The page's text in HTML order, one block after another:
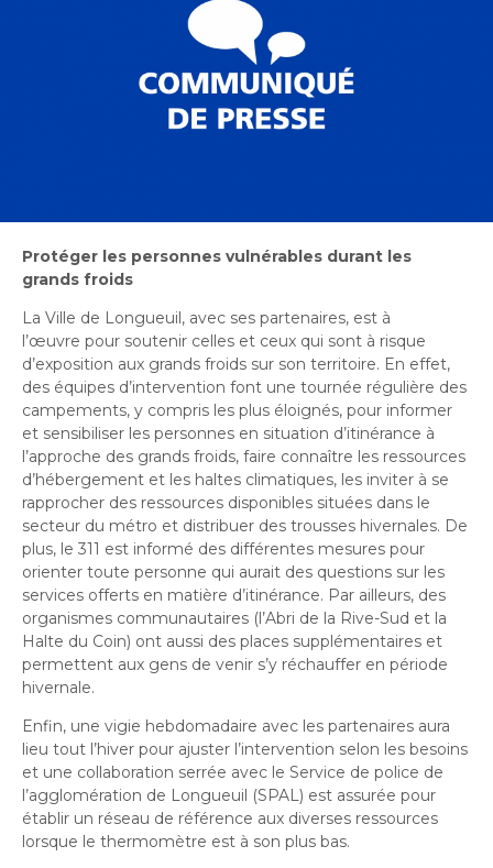
Bureau de l’éthique et de l’inspection
dans
une
nouvelle
fenêtre
Bureau protecteur citoyen
Bureau protecteur citoyen
Centre-ville de Longueuil
Centre-ville de Longueuil
Cour municipale et contravention
Office de participation publique de Longueuil
dans
nouvelle
fenêtre
Politiques municipales
Politiques municipales
Réclamations
Réclamations
Vérificatrice générale
Vérificatrice générale
Protéger les personnes vulnérables durant les
grands froids
La Ville de Longueuil, avec ses partenaires, est à
l’œuvre pour soutenir celles et ceux qui sont à risque
d’exposition aux grands froids sur son territoire. En effet,
des équipes d’intervention font une tournée régulière des
campements, y compris les plus éloignés, pour informer
et sensibiliser les personnes en situation d’itinérance à
l’approche des grands froids, faire connaître les ressources
d’hébergement et les haltes climatiques, les inviter à se
rapprocher des ressources disponibles situées dans le
secteur du métro et distribuer des trousses hivernales. De
plus, le 311 est informé des différentes mesures pour
orienter toute personne qui aurait des questions sur les
services offerts en matière d’itinérance. Par ailleurs, des
organismes communautaires (l’Abri de la Rive-Sud et la
Halte du Coin) ont aussi des places supplémentaires et
permettent aux gens de venir s’y réchauffer en période
hivernale.
Enfin, une vigie hebdomadaire avec les partenaires aura
lieu tout l’hiver pour ajuster l’intervention selon les besoins
et une collaboration serrée avec le Service de police de
l’agglomération de Longueuil (SPAL) est assurée pour
établir un réseau de référence aux diverses ressources
lorsque le thermomètre est à son plus bas.